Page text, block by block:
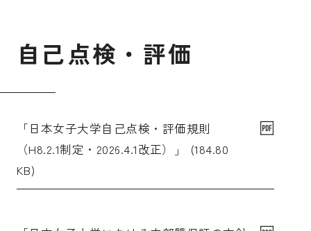
自 己点検 ・ 評価
「日本女子大学自己点検・評価規則
（H8.2.1制定・2026.4.1改正）」 (184.80
KB)